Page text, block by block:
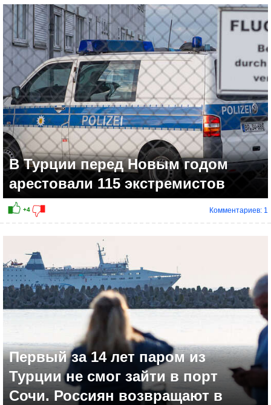
+1
В Турции перед Новым годом
арестовали 115 экстремистов
Комментариев: 1
Первый за 14 лет паром из
Турции не смог зайти в порт
Сочи. Россиян возвращают в